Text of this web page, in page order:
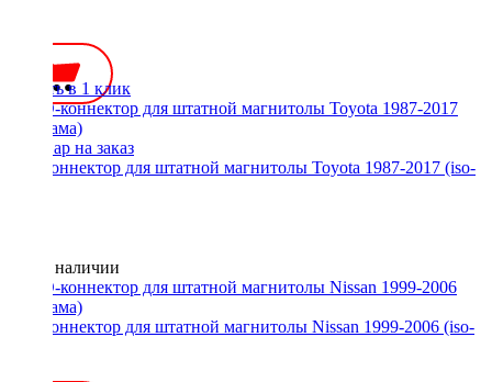
Купить в 1 клик
ISO-коннектор для штатной магнитолы Toyota 1987-2017 (iso-
Нет в наличии
ISO-коннектор для штатной магнитолы Nissan 1999-2006 (iso-